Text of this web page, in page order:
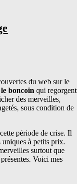
du web sur le
le boncoin qui regorgent
des merveilles,
sous condition de
période de crise. Il
uniques à petits prix.
surtout que
Voici mes